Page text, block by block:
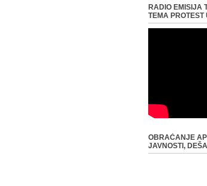
RADIO EMISIJA
TEMA PROTEST
OBRAĆANJE
JAVNOSTI,